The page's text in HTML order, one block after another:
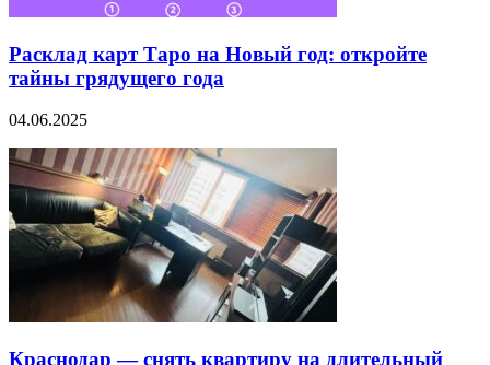
Расклад карт Таро на Новый год: откройте
тайны грядущего года
04.06.2025
Краснодар — снять квартиру на длительный